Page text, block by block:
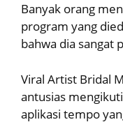
Banyak orang
program yang
bahwa dia sangat
Viral Artist Bridal
antusias
aplikasi tempo